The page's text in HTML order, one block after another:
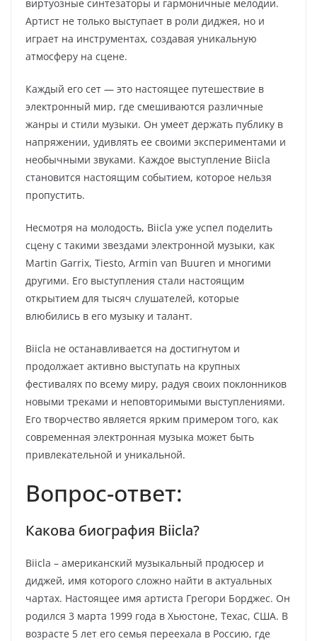
виртуозные синтезаторы и гармоничные мелодии.
Артист не только выступает в роли диджея, но и
играет на инструментах, создавая уникальную
атмосферу на сцене.
Каждый его сет — это настоящее путешествие в
электронный мир, где смешиваются различные
жанры и стили музыки. Он умеет держать публику в
напряжении, удивлять ее своими экспериментами и
необычными звуками. Каждое выступление Biicla
становится настоящим событием, которое нельзя
пропустить.
Несмотря на молодость, Biicla уже успел поделить
сцену с такими звездами электронной музыки, как
Martin Garrix, Tiesto, Armin van Buuren и многими
другими. Его выступления стали настоящим
открытием для тысяч слушателей, которые
влюбились в его музыку и талант.
Biicla не останавливается на достигнутом и
продолжает активно выступать на крупных
фестивалях по всему миру, радуя своих поклонников
новыми треками и неповторимыми выступлениями.
Его творчество является ярким примером того, как
современная электронная музыка может быть
привлекательной и уникальной.
Вопрос-ответ:
Какова биография Biicla?
Biicla – американский музыкальный продюсер и
диджей, имя которого сложно найти в актуальных
чартах. Настоящее имя артиста Грегори Борджес. Он
родился 3 марта 1999 года в Хьюстоне, Техас, США. В
возрасте 5 лет его семья переехала в Россию, где